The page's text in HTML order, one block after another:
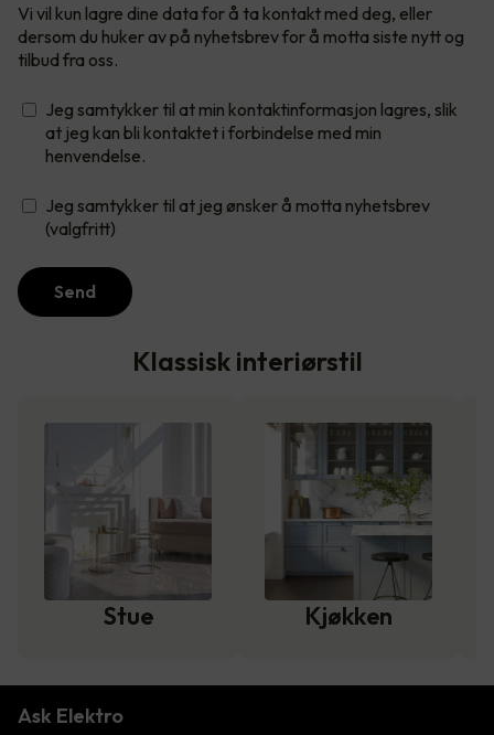
Vi vil kun lagre dine data for å ta kontakt med deg, eller
dersom du huker av på nyhetsbrev for å motta siste nytt og
tilbud fra oss.
Jeg samtykker til at min kontaktinformasjon lagres, slik
at jeg kan bli kontaktet i forbindelse med min
henvendelse.
Jeg samtykker til at jeg ønsker å motta nyhetsbrev
(valgfritt)
Send
Klassisk interiørstil
Stue Kjøkken
Ask Elektro